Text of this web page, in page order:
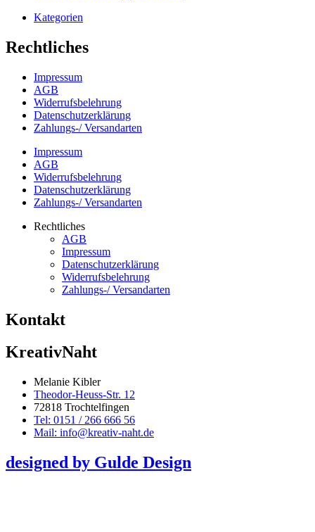
Kategorien
Rechtliches
Impressum
AGB
Widerrufsbelehrung
Datenschutzerklärung
Zahlungs-/ Versandarten
Impressum
AGB
Widerrufsbelehrung
Datenschutzerklärung
Zahlungs-/ Versandarten
Rechtliches
AGB
Impressum
Datenschutzerklärung
Widerrufsbelehrung
Zahlungs-/ Versandarten
Kontakt
KreativNaht
Melanie Kibler
Theodor-Heuss-Str. 12
72818 Trochtelfingen
Tel: 0151 / 266 666 56
Mail: info@kreativ-naht.de
designed by Gulde Design